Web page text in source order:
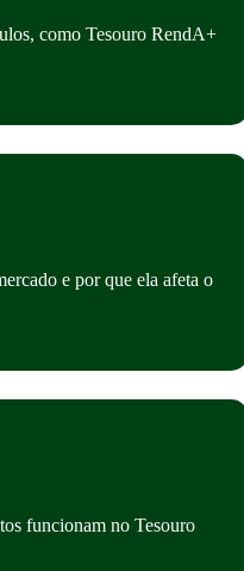
como Tesouro RendA+
e por que ela afeta o
funcionam no Tesouro